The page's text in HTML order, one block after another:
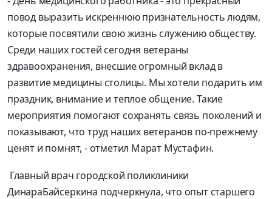
повод выразить искреннюю признательность людям,
которые посвятили свою жизнь служению обществу.
Среди наших гостей сегодня ветераны
здравоохранения, внесшие огромный вклад в
развитие медицины столицы. Мы хотели подарить им
праздник, внимание и теплое общение. Такие
мероприятия помогают сохранять связь поколений и
показывают, что труд наших ветеранов по-прежнему
ценят и помнят, -отметил Марат Мустафин.
Главный врач городской поликлиники
ДинараБайсеркина подчеркнула, что опыт старшего